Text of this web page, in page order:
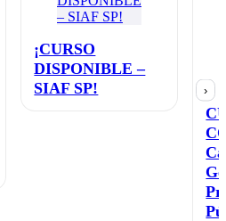
¡CURSO
DISPONIBLE –
SIAF SP!
›